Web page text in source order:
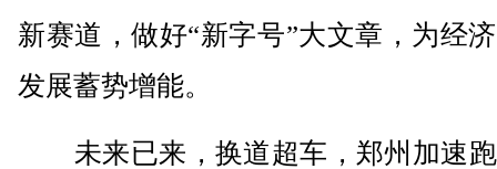
新赛道，做好“新字号”大文章，为经
发展蓄势增能。
未来已来，换道超车，郑州加速